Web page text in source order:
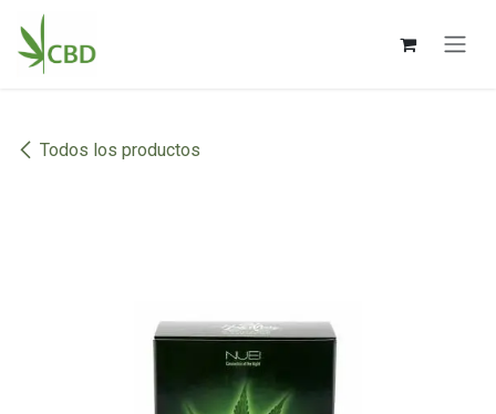
Ir al contenido
Todos los productos